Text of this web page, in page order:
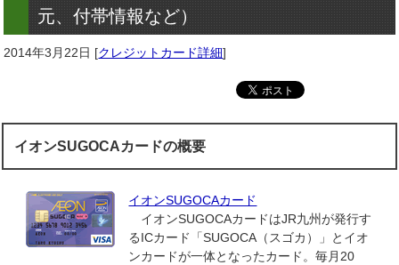
元、付帯情報など）
2014年3月22日 [クレジットカード詳細]
イオンSUGOCAカードの概要
イオンSUGOCAカード
イオンSUGOCAカードはJR九州が発行す
るICカード「SUGOCA（スゴカ）」とイオ
ンカードが一体となったカード。毎月20